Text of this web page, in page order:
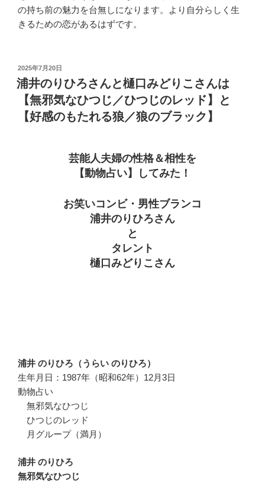
の持ち前の魅力を台無しになります。より自分らしく生
きるための恋があるはずです。
投
稿
日:
2025年7月20日
浦井のりひろさんと樋口みどりこさんは
【無邪気なひつじ／ひつじのレッド】と
【好感のもたれる狼／狼のブラック】
芸能人夫婦の性格＆相性を
【動物占い】してみた！
お笑いコンビ・男性ブランコ
浦井のりひろさん
と
タレント
樋口みどりこさん
浦井 のりひろ（うらい のりひろ）
生年月日：1987年（昭和62年）12月3日
動物占い
無邪気なひつじ
ひつじのレッド
月グループ（満月）
浦井 のりひろ
無邪気なひつじ